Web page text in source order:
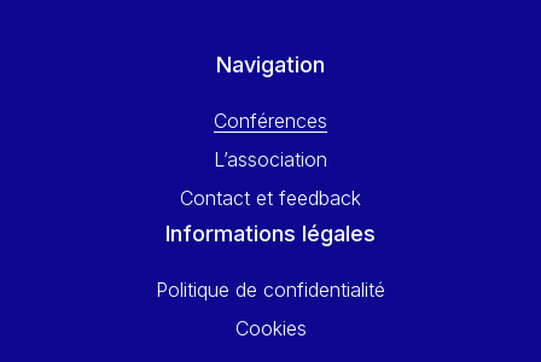
Navigation
Conférences
L’association
Contact et feedback
Informations légales
Politique de confidentialité
Cookies